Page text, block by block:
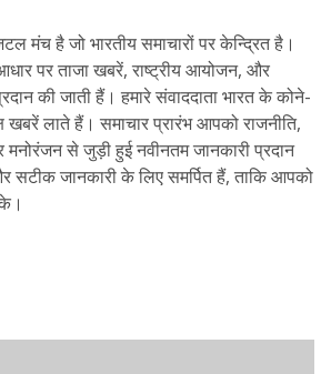
मंच है जो भारतीय समाचारों पर केन्द्रित है।
पर ताजा खबरें, राष्ट्रीय आयोजन, और
की जाती हैं। हमारे संवाददाता भारत के कोने-
खबरें लाते हैं। समाचार प्रारंभ आपको राजनीति,
से जुड़ी हुई नवीनतम जानकारी प्रदान
जानकारी के लिए समर्पित हैं, ताकि आपको